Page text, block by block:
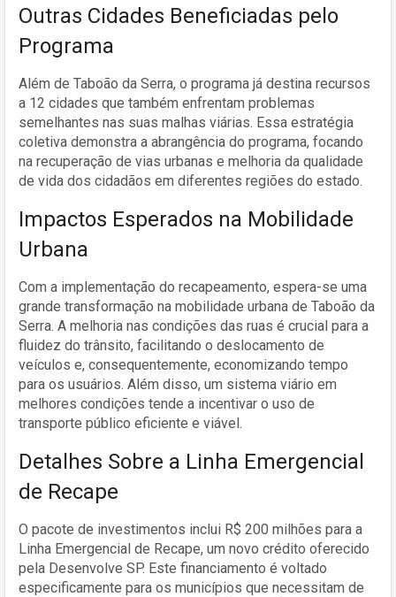
Outras Cidades Beneficiadas pelo
Programa
Além de Taboão da Serra, o programa já destina recursos
a 12 cidades que também enfrentam problemas
semelhantes nas suas malhas viárias. Essa estratégia
coletiva demonstra a abrangência do programa, focando
na recuperação de vias urbanas e melhoria da qualidade
de vida dos cidadãos em diferentes regiões do estado.
Impactos Esperados na Mobilidade
Urbana
Com a implementação do recapeamento, espera-se uma
grande transformação na mobilidade urbana de Taboão da
Serra. A melhoria nas condições das ruas é crucial para a
fluidez do trânsito, facilitando o deslocamento de
veículos e, consequentemente, economizando tempo
para os usuários. Além disso, um sistema viário em
melhores condições tende a incentivar o uso de
transporte público eficiente e viável.
Detalhes Sobre a Linha Emergencial
de Recape
O pacote de investimentos inclui R$ 200 milhões para a
Linha Emergencial de Recape, um novo crédito oferecido
pela Desenvolve SP. Este financiamento é voltado
especificamente para os municípios que necessitam de